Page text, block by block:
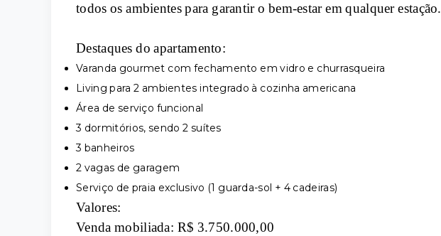
todos os ambientes para garantir o bem-estar em qualquer estação.
Destaques do apartamento:
Varanda gourmet com fechamento em vidro e churrasqueira
Living para 2 ambientes integrado à cozinha americana
Área de serviço funcional
3 dormitórios, sendo 2 suítes
3 banheiros
2 vagas de garagem
Serviço de praia exclusivo (1 guarda-sol + 4 cadeiras)
Valores:
Venda mobiliada: R$ 3.750.000,00